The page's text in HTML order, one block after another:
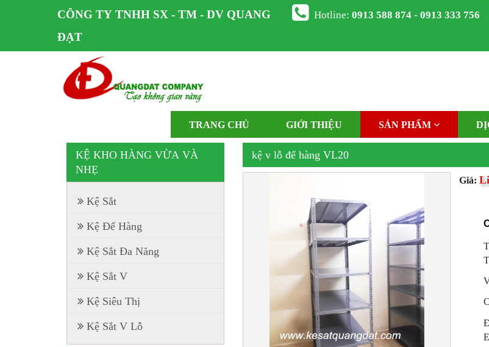
CÔNG TY TNHH SX - TM - DV QUANG
ĐẠT
Hotline:0913 588 874 - 0913 333 756
TRANG CHỦ GIỚI THIỆU SẢN PHẨM
kệ v lỗ để hàng VL20
Giá:
KỆ KHO HÀNG VỪA VÀ
NHẸ
Kệ Sắt
Kệ Để Hàng
Kệ Sắt Đa Năng
Kệ Sắt V
Kệ Siêu Thị
Kệ Sắt V Lỗ